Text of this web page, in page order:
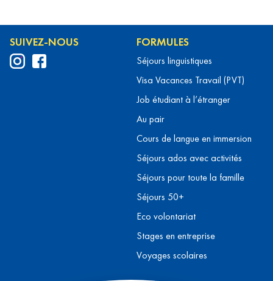
SUIVEZ-NOUS FORMULES
Séjours linguistiques
Visa Vacances Travail (PVT)
Job étudiant à l’étranger
Au pair
Cours de langue en immersion
Séjours ados avec activités
Séjours pour toute la famille
Séjours 50+
Eco volontariat
Stages en entreprise
Voyages scolaires